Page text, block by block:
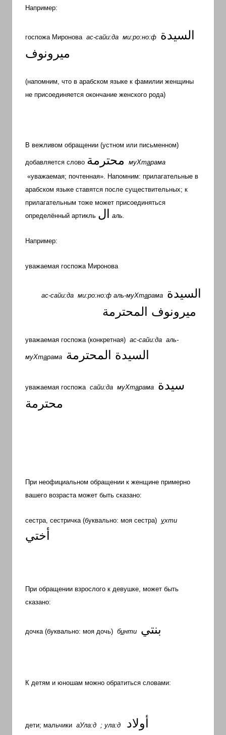
Например:
госпожа Миронова ас-сайи:да ми:ро:но:ф السيدة
ميرونوف
(напомним, что в арабском языке к фамилии женщины
не присоединяется окончание женского рода)
В вежливом обращении (устном или письменном)
добавляется слово محترمة муХтарама
«уважаемая; почтенная». Напомним: прилагательные в
арабском языке ставятся после существительных; к
прилагательным тоже может присоединяться
определённый артикль ل аль.
Например:
уважаемая госпожа Миронова
ас-сайи:да ми:ро:но:ф аль-муХтарама السيدة
ميرونوف المحترمة
уважаемая госпожа (конкретная) ас-сайи:да аль-
муХтарама السيدة المحترمة
уважаемая госпожа сайи:да муХтарама سيدة
محترمة
При неофициальном обращении к женщине примерно
вашего возраста может быть сказано:
сестра, сестричка (буквально: моя сестра) ухти
أختي
При обращении взрослого к девушке, может быть
сказано:
дочка (буквально: моя дочь) бинти بنتي
К детям и юношам можно обратиться словами:
дети; мальчики аУла:д ; ула:д أولاد